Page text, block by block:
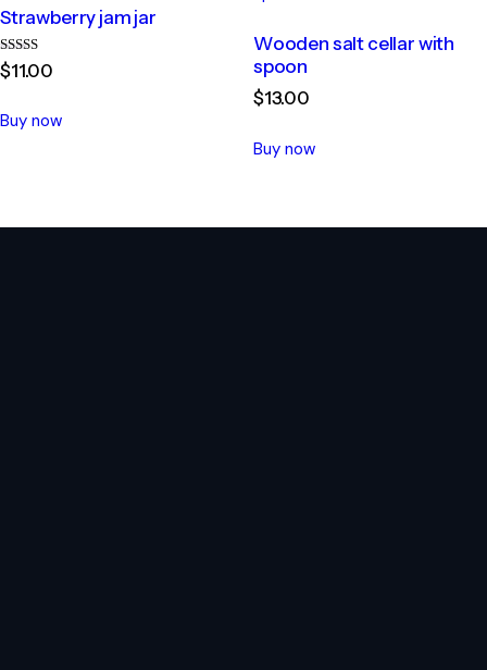
Strawberry jam jar
Valorado
con
$11.00
Buy now
Wooden salt cellar with
spoon
$13.00
Buy now